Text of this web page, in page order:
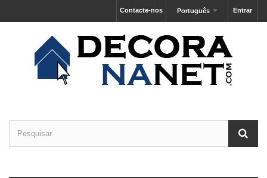
Entrar
Português
Contacte-nos